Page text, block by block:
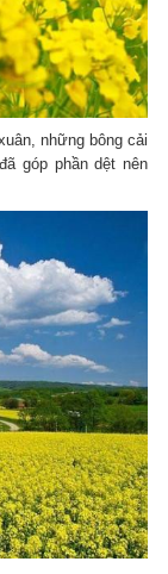
những bông cải
góp phần dệt nên